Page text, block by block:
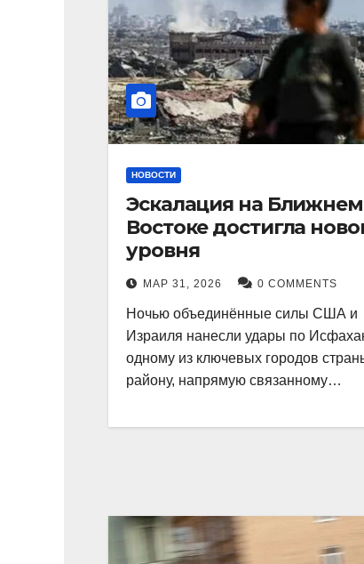
НОВОСТИ
Эскалация на Ближнем
Востоке достигла
уровня
МАР 31, 2026 0 COMMENTS
Ночью объединённые силы США и
Израиля нанесли удары по
одному из ключевых городов
району, напрямую связанному…